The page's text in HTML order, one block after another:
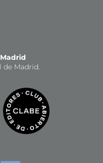
Madrid.